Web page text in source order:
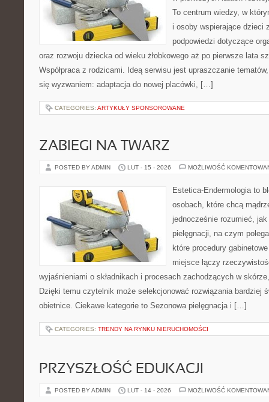
To centrum wiedzy, w
i osoby wspierające dzieci
podpowiedzi dotyczące
oraz rozwoju dziecka od wieku żłobkowego aż po pierwsze lata
Współpraca z rodzicami. Ideą serwisu jest upraszczanie
się wyzwaniem: adaptacja do nowej placówki, […]
CATEGORIES: ARTYKUŁY SPONSOROWANE
ZABIEGI NA TWARZ
POSTED BY ADMIN LUT - 15 - 2026 MOŻLIWOŚĆ
Estetica-Endermologia to
osobach, które chcą
jednocześnie rozumieć, jak
pielęgnacji, na czym
które procedury
miejsce łączy
wyjaśnieniami o składnikach i procesach zachodzących w
Dzięki temu czytelnik może selekcjonować rozwiązania bardziej
obietnice. Ciekawe kategorie to Sezonowa pielęgnacja i […]
CATEGORIES: TRENDY NA RYNKU NIERUCHOMOŚCI
PRZYSZŁOŚĆ EDUKACJI
POSTED BY ADMIN LUT - 14 - 2026 MOŻLIWOŚĆ